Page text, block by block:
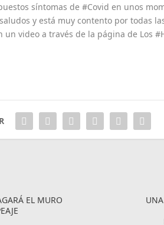
síntomas de #Covid en unos
y está muy contento por todas
un video a través de la página de Los
EL MURO